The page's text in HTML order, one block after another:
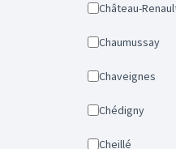
Château-
Chaumussay
Chaveignes
Chédigny
Cheillé